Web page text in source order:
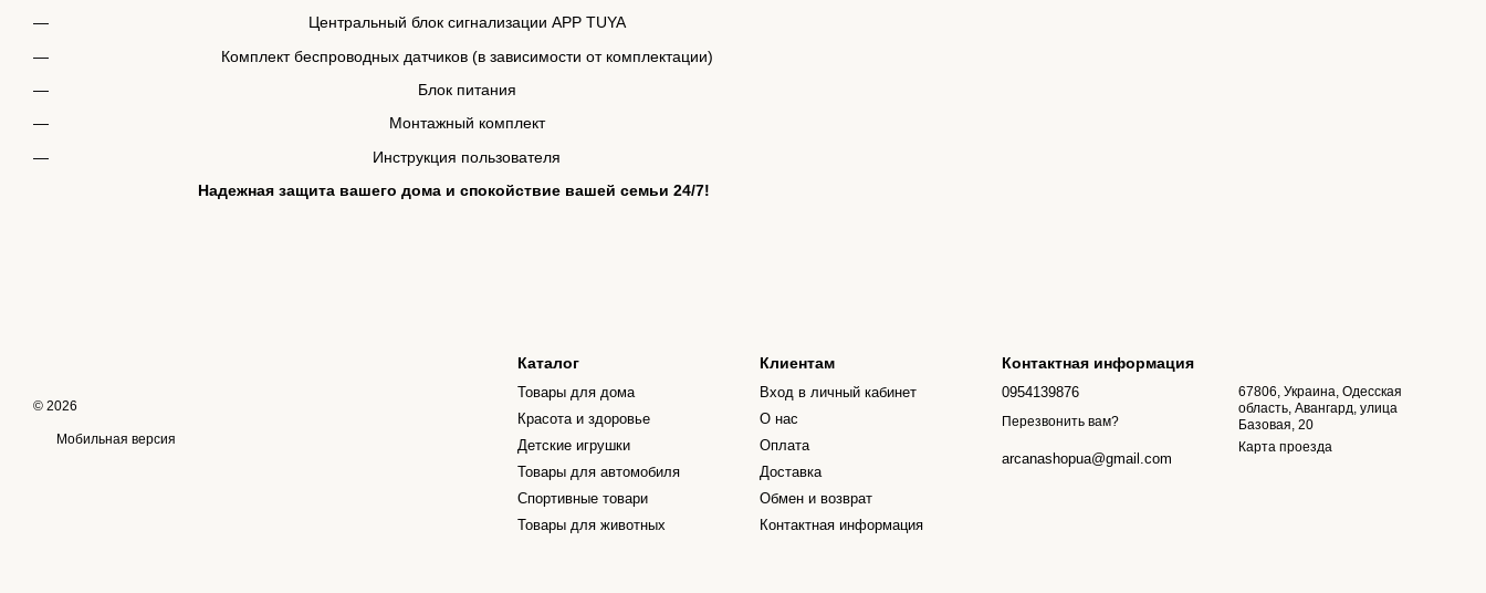
Центральный блок сигнализации APP TUYA
Комплект беспроводных датчиков (в зависимости от комплектации)
Блок питания
Монтажный комплект
Инструкция пользователя
Надежная защита вашего дома и спокойствие вашей семьи 24/7!
© 2026
Мобильная версия
Каталог
Товары для дома
Красота и здоровье
Детские игрушки
Товары для автомобиля
Спортивные товари
Товары для животных
Клиентам
Вход в личный кабинет
О нас
Оплата
Доставка
Обмен и возврат
Контактная информация
Контактная информация
0954139876
Перезвонить вам?
arcanashopua@gmail.com
67806, Украина, Одесская
область, Авангард, улица
Базовая, 20
Карта проезда